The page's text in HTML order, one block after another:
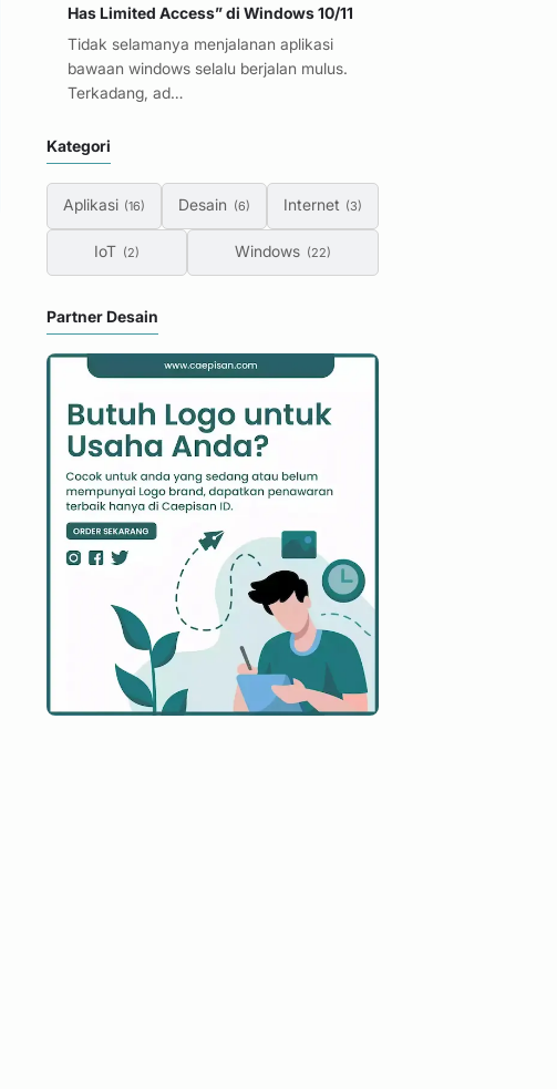
Has Limited Access” di Windows 10/11
Tidak selamanya menjalanan aplikasi
bawaan windows selalu berjalan mulus.
Terkadang, ad…
Kategori
Aplikasi Desain Internet
IoT Windows
Partner Desain